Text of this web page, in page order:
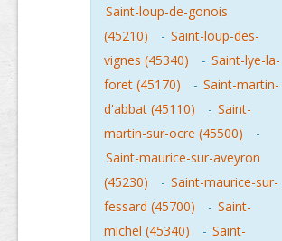
Saint-loup-de-gonois
(45210)
- Saint-loup-des-
vignes (45340)
- Saint-lye-la-
foret (45170)
- Saint-martin-
d'abbat (45110)
- Saint-
martin-sur-ocre (45500)
-
Saint-maurice-sur-aveyron
(45230)
- Saint-maurice-sur-
fessard (45700)
- Saint-
michel (45340)
- Saint-